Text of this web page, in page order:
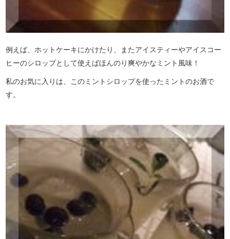
例えば、ホットケーキにかけたり、またアイスティーやアイスコー
ヒーのシロップとして使えばほんのり爽やかなミント風味！
私のお気に入りは、このミントシロップを使ったミントのお酒で
す。